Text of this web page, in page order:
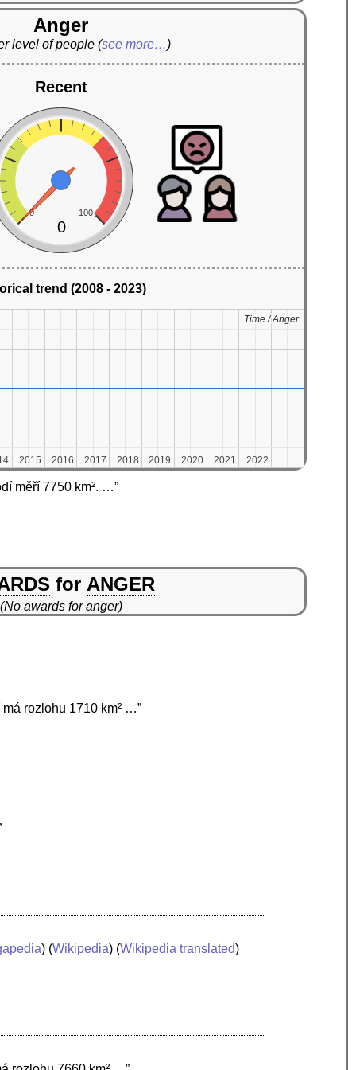
Anger
level of people(see more…)
Recent
0 100
0
trend (2008 - 2023)
2015
2015 2016
2016 2017
2017 2018
2018 2019
2019 2020
2020 2021
2021 2022
2022
Time / Anger
Time / Anger
měří 7750 km². …”
for ANGER
(No awards for anger)
rozlohu 1710 km² …”
) (Wikipedia) (Wikipedia translated)